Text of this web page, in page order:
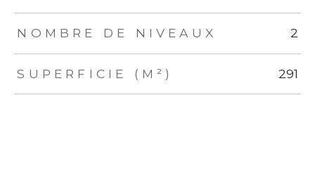
NOMBRE DE NIVEAUX 2
SUPERFICIE (M²) 291